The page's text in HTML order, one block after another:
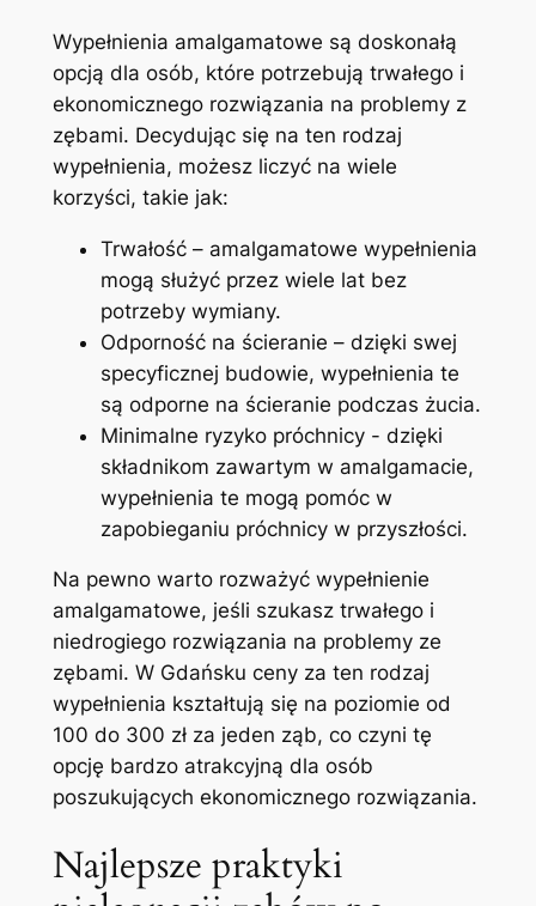
Wypełnienia amalgamatowe są doskonałą
opcją⁤ dla osób, które potrzebują⁢ trwałego i
⁤ekonomicznego rozwiązania na problemy z
‌zębami.⁢ Decydując się ‍na ten rodzaj
wypełnienia, ⁢możesz liczyć na wiele
korzyści, ⁢takie ‌jak:
Trwałość – amalgamatowe wypełnienia
mogą służyć⁣ przez‍ wiele ⁢lat bez
potrzeby⁣ wymiany.
Odporność na ścieranie⁤ – dzięki⁤ swej
specyficznej budowie, wypełnienia te
są ⁣odporne na ścieranie podczas żucia.
Minimalne ryzyko próchnicy‍ -‍ dzięki ​
składnikom⁣ zawartym w amalgamacie,
wypełnienia te mogą pomóc w
zapobieganiu​ próchnicy w przyszłości.
Na pewno warto rozważyć wypełnienie
amalgamatowe,⁢ jeśli szukasz ‌trwałego i
niedrogiego rozwiązania ‍na problemy ze
zębami. W Gdańsku ceny ⁤za ten rodzaj
wypełnienia kształtują się na poziomie od
100 do 300⁤ zł za jeden ząb, co czyni tę
opcję bardzo atrakcyjną dla osób
poszukujących ekonomicznego rozwiązania.
Najlepsze praktyki